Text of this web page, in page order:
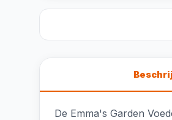
De Emma's Garden